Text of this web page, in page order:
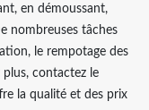
en démoussant,
nombreuses tâches
le rempotage des
plus, contactez le
la qualité et des prix